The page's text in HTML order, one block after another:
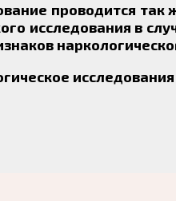
проводится так
исследования в
исследования